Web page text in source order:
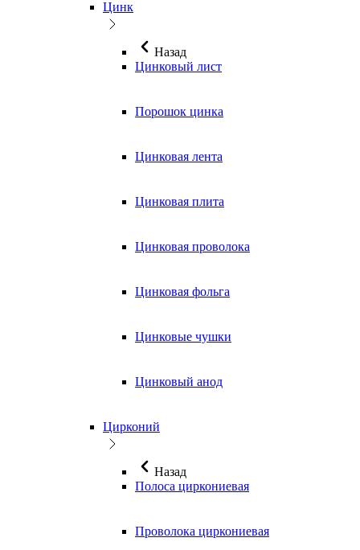
Цинк
Назад
Цинковый лист
Порошок цинка
Цинковая лента
Цинковая плита
Цинковая проволока
Цинковая фольга
Цинковые чушки
Цинковый анод
Цирконий
Назад
Полоса циркониевая
Проволока циркониевая